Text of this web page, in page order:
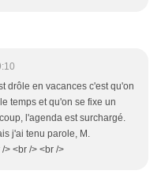
drôle en vacances c'est qu'on
temps et qu'on se fixe un
l'agenda est surchargé.
j'ai tenu parole, M.
> <br /> <br />